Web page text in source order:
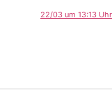
22/03 um 13:13 Uhr